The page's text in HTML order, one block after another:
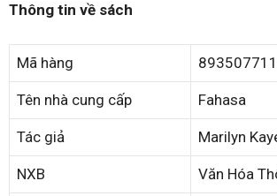
Thông tin về sách
Mã hàng
Tên nhà cung cấp Fahasa
Tác giả Marilyn
NXB Văn Hóa